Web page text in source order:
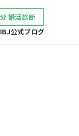
婚活診断
IBJ公式ブログ